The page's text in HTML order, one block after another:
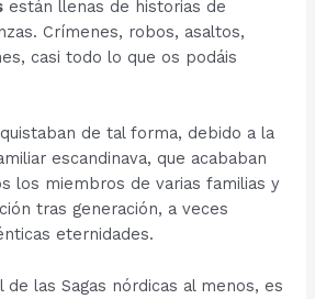
están llenas de historias de
Crímenes, robos, asaltos,
casi todo lo que os podáis
de tal forma, debido a la
escandinava, que acababan
los miembros de varias familias y
tras generación, a veces
eternidades.
de las Sagas nórdicas al menos, es